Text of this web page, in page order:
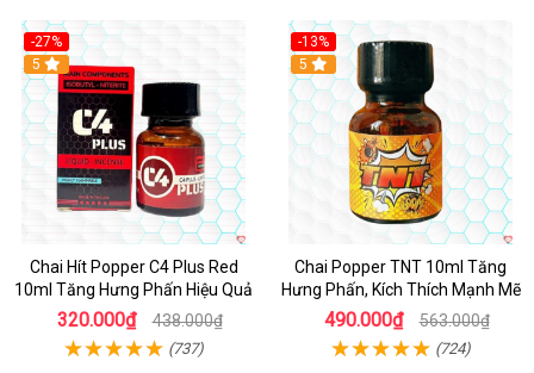
-27%
5
Chai Hít Popper C4 Plus Red
10ml Tăng Hưng Phấn Hiệu Quả
320.000₫ 438.000₫
(737)
-13%
5
Chai Popper TNT 10ml Tăng
Hưng Phấn, Kích Thích Mạnh Mẽ
490.000₫ 563.000₫
(724)